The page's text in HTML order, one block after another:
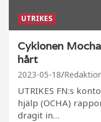
UTRIKES
Cyklonen
hårt
2023-05-18
UTRIKES FN:s
hjälp (OCHA)
dragit in…